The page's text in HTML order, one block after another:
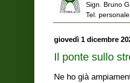
Sign. Bruno
Tel.
giovedì 1 dicembre
Il ponte sullo
Ne ho già